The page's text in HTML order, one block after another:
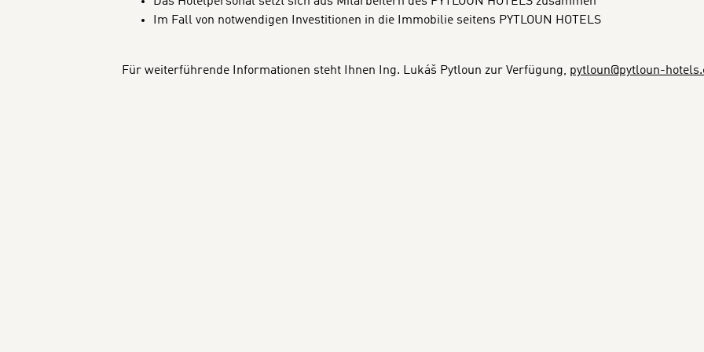
Im Fall von notwendigen Investitionen in die Immobilie seitens PYTLOUN HOTELS
Für weiterführende Informationen steht Ihnen Ing. Lukáš Pytloun zur Verfügung, pytloun@pytloun-